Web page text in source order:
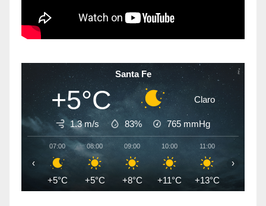
Santa Fe
+5°C Claro
1.3 m/s 83% 765 mmHg
07:00
+5°C
08:00
+5°C
09:00
+8°C
10:00
+11°C
11:00
+13°C +14°C
‹ ›